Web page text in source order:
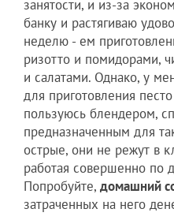
занятости, и из-за
банку и растягиваю
неделю - ем
ризотто и помидорами,
и салатами. Однако, у
для приготовления
пользуюсь блендером,
предназначенным для
острые, они не режут в
работая совершенно по
Попробуйте, домашний
затраченных на него